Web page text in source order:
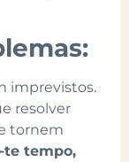
imprevistos.
resolver
tornem
te tempo,